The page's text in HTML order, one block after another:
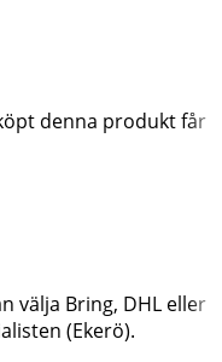
denna produkt får
välja Bring, DHL eller
(Ekerö).